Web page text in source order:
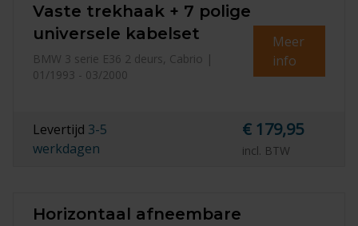
Vaste trekhaak + 7 polige
universele kabelset
BMW 3 serie E36 2 deurs, Cabrio |
01/1993 - 03/2000
Meer
info
Levertijd 3-5
werkdagen
€ 179,95
incl. BTW
Horizontaal afneembare